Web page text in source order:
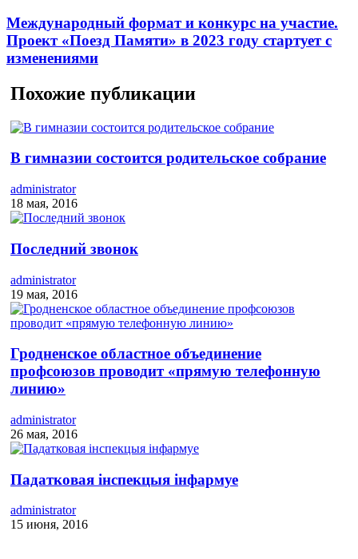
Международный формат и конкурс на участие.
Проект «Поезд Памяти» в 2023 году стартует с
изменениями
Похожие публикации
В гимназии состоится родительское собрание
administrator
18 мая, 2016
Последний звонок
administrator
19 мая, 2016
Гродненское областное объединение
профсоюзов проводит «прямую телефонную
линию»
administrator
26 мая, 2016
Падатковая інспекцыя інфармуе
administrator
15 июня, 2016